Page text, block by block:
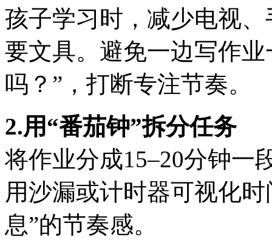
孩子学习时，减少电视
要文具。避免一边写作
吗？”，打断专注节奏。
2.用“番茄钟”拆分任务
将作业分成15–20分钟一
用沙漏或计时器可视化
息”的节奏感。